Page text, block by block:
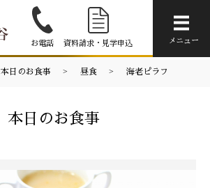
お電話 資料請求・見学申込 メニュー
本日のお食事 昼食 海老ピラフ
本日のお食事